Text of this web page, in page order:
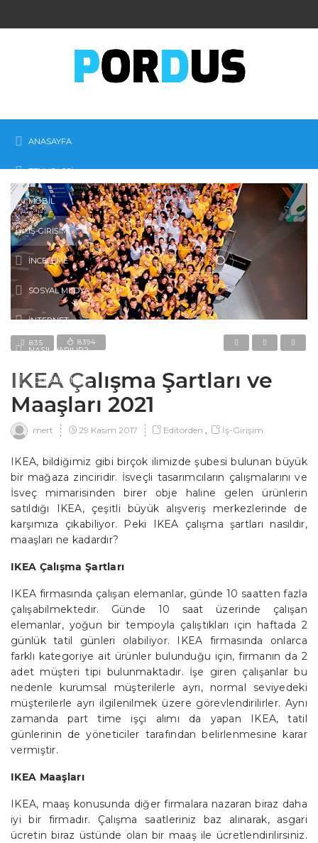
ANASAYFA
TEKNOLOJI
MOBIL
İŞ-GIRIŞIM
İNCELEME
SOSYAL MEDYA
İNTERNET
NASIL YAPILIR?
EDITÖRDEN
835 8394
IKEA Çalışma Şartları ve
Maaşları 2021
mert 29 Kasım 2017 Editörden İş-Girişim
IKEA, bildiğimiz gibi birçok ilimizde şubesi bulunan büyük
bir mağaza zinciridir. İsveçli tasarımcıların çalışmalarını ve
İsveç mimarisinden birer obje haline gelen ürünlerin
satıldığı IKEA, çeşitli büyük alışveriş merkezlerinde de
karşımıza çıkabiliyor. Peki IKEA çalışma şartları nasıldır,
maaşları ne kadardır?
IKEA Çalışma Şartları
IKEA firmasında çalışan elemanlar, günde 10 saatten fazla
çalışabilmektedir. Günde 10 saat üzerinde çalışan
elemanlar, yoğun bir tempoyla çalıştıkları için haftada 2
günlük tatil günleri olabiliyor. IKEA firmasında onlarca
farklı kategoriye ait ürünler bulunduğu için, firmanın da 2
adet müşteri tipi bulunmaktadır. İşe giren çalışanlar bu
nedenle kurumsal müşterilerle ayrı, normal seviyedeki
müşterilerle ayrı ilgilenilmek üzere görevlendirilirler. Aynı
zamanda part time işçi alımı da yapan IKEA, tatil
günlerinin de yöneticiler tarafından belirlenmesine karar
vermiştir.
IKEA Maaşları
IKEA, maaş konusunda diğer firmalara nazaran biraz daha
iyi bir firmadır. Çalışma saatleriniz baz alınarak, asgari
ücretin biraz üstünde olan bir maaş ile ücretlendirilirsiniz.